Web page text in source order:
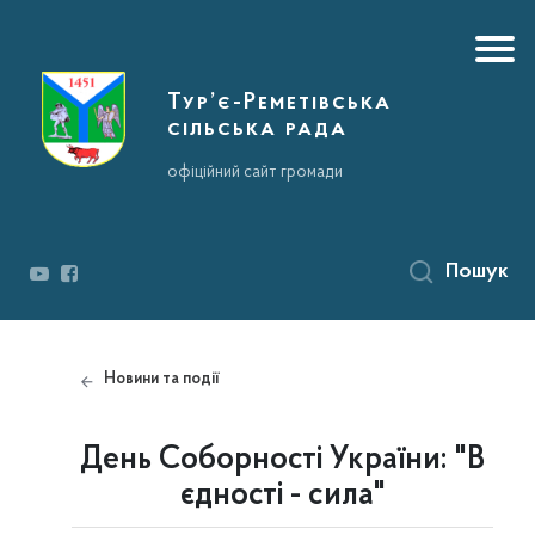
Тур’є-Реметівська
сільська рада
офіційний сайт громади
Пошук
Новини та події
День Соборності України: "В
єдності - сила"